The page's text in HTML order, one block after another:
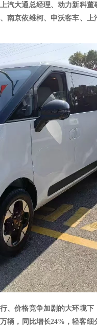
汽大通总经理、动力新科董
南京依维柯、申沃客车、上
、价格竞争加剧的大环境下
辆，同比增长24%，轻客细